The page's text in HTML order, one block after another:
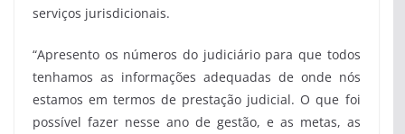
serviços jurisdicionais.
“Apresento os números do judiciário para que todos
tenhamos as informações adequadas de onde nós
estamos em termos de prestação judicial. O que foi
possível fazer nesse ano de gestão, e as metas, as